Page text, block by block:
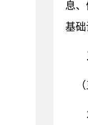
息
基础